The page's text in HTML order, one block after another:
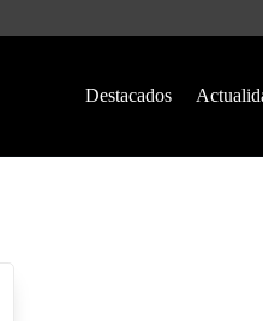
Destacados